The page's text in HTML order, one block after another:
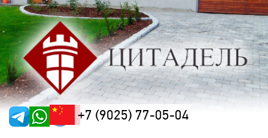
+7 (9025) 77-05-04